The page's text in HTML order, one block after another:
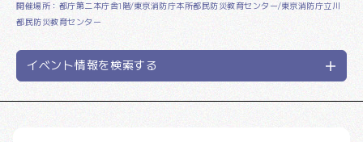
開催場所：都庁第二本庁舎1階/東京消防庁本所都民防災教育センター/東京消防庁立川
都民防災教育センター
イベント情報を検索する